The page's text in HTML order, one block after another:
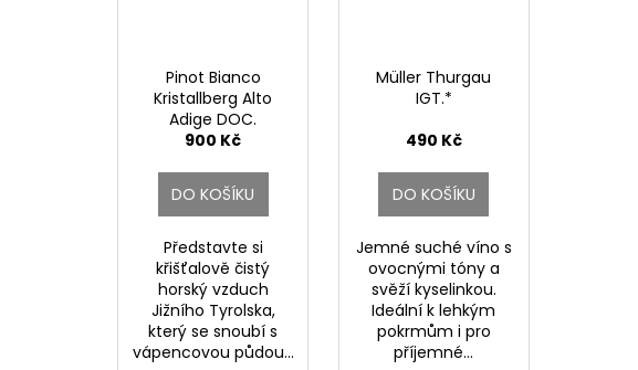
Pinot Bianco
Kristallberg Alto
Adige DOC.
900 Kč
DO KOŠÍKU
Představte si
křišťalově čistý
horský vzduch
Jižního Tyrolska,
který se snoubí s
vápencovou půdou...
Müller Thurgau
IGT.*
490 Kč
DO KOŠÍKU
Jemné suché víno s
ovocnými tóny a
svěží kyselinkou.
Ideální k lehkým
pokrmům i pro
příjemné...